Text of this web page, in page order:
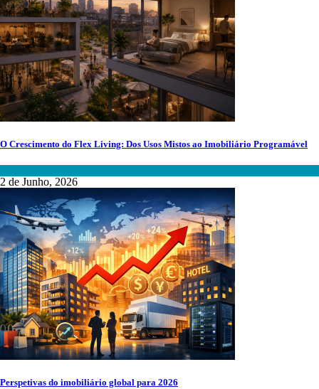
O Crescimento do Flex Living: Dos Usos Mistos ao Imobiliário Programável
2 de Junho, 2026
Perspetivas do imobiliário global para 2026